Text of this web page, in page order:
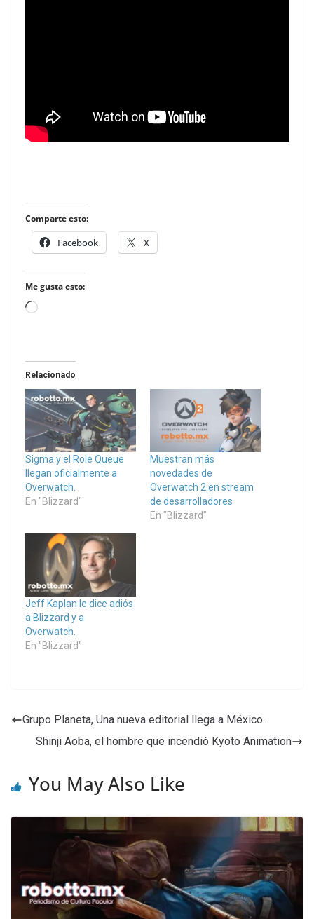
Comparte esto:
Facebook X
Me gusta esto:
Loading…
Relacionado
Sigma y el Role Queue
llegan oficialmente a
Overwatch.
En "Blizzard"
Muestran más
novedades de
Overwatch 2 en stream
de desarrolladores
En "Blizzard"
Jeff Kaplan le dice adiós
a Blizzard y a
Overwatch.
En "Blizzard"
Grupo Planeta, Una nueva editorial llega a México.
Shinji Aoba, el hombre que incendió Kyoto Animation
You May Also Like